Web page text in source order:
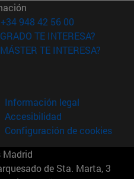
948 42 56 00
TE INTERESA?
TE INTERESA?
Información legal
Accesibilidad
Configuración de cookies
Madrid
de Sta. Marta, 3